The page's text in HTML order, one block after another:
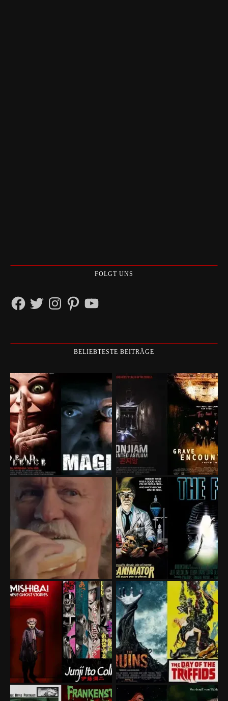
FOLGT UNS
FacebookTwitterInstagramPinterestYouTube
BELIEBTESTE BEITRÄGE